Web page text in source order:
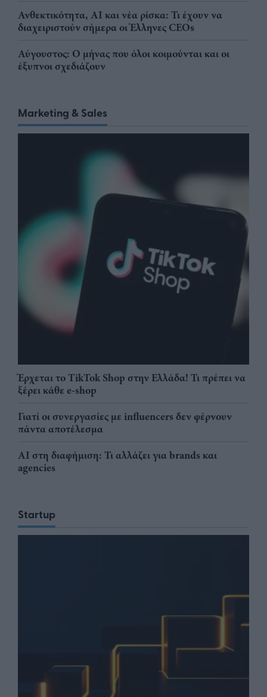
Ανθεκτικότητα, AI και νέα ρίσκα: Τι έχουν να
διαχειριστούν σήμερα οι Έλληνες CEOs
Αύγουστος: Ο μήνας που όλοι κοιμούνται και οι
έξυπνοι σχεδιάζουν
Marketing & Sales
Έρχεται το TikTok Shop στην Ελλάδα! Τι πρέπει να
ξέρει κάθε e-shop
Γιατί οι συνεργασίες με influencers δεν φέρνουν
πάντα αποτέλεσμα
AI στη διαφήμιση: Τι αλλάζει για brands και
agencies
Startup